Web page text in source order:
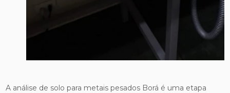
A análise de solo para metais pesados Borá é uma etapa